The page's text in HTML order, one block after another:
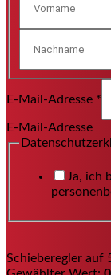
E-Mail-Adresse *
E-Mail-Adresse
Ja, ich
Schieberegler auf